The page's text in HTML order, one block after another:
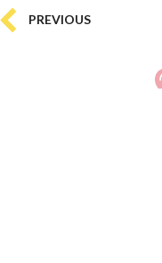
PREVIOUS